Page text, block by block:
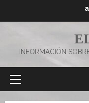
INFORMACIÓN
Menú